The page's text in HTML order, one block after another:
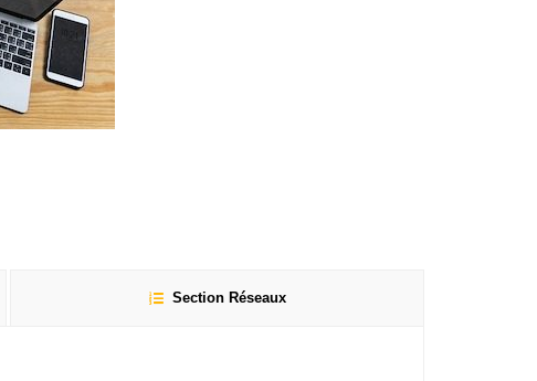
Section Réseaux